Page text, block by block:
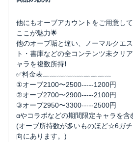
他にもオーブアカウントをご用意して
ここが魅力🌟
他のオーブ垢と違い、ノーマルクエ
ト・書庫などの全コンテンツ未クリ
ャラを複数所持❗️
✅料金表﹏﹏﹏﹏﹏﹏﹏﹏﹏﹏
①オーブ2100〜2500-----1200円
②オーブ2700〜2900-----2100円
③オーブ2950〜3300-----2500円
αやコラボなどの期間限定キャラを
(オーブ所持数が多いものほど☆6ガ
向にあります。)